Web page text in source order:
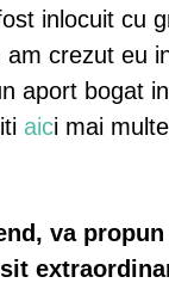
inlocuit cu
crezut eu
aport bogat
aici mai
va